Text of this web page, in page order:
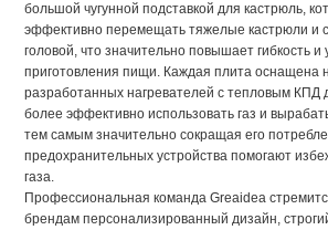
большой чугунной подставкой для кастрюль,
эффективно перемещать тяжелые кастрюли и
головой, что значительно повышает гибкость и
приготовления пищи. Каждая плита оснащена
разработанных нагревателей с тепловым КПД
более эффективно использовать газ и
тем самым значительно сокращая его
предохранительных устройства помогают
газа.
Профессиональная команда Greaidea
брендам персонализированный дизайн,